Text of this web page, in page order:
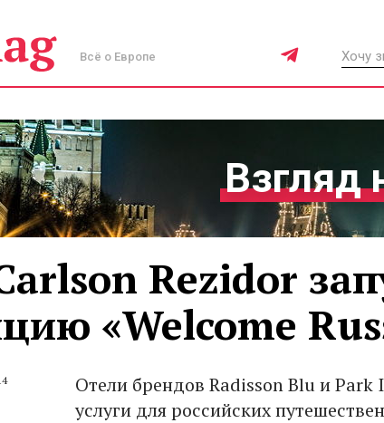
Всё о Европе
Взгляд
Rezidor
«Welcome
Отели брендов Radisson Blu и
услуги для российских